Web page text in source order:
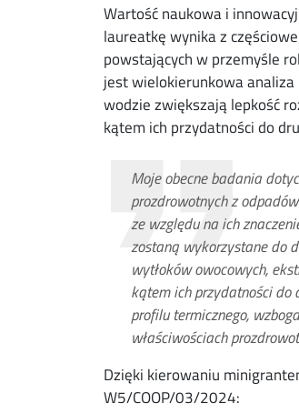
Wartość naukowa i
laureatkę wynika z
powstających w przemyśle
jest wielokierunkowa
wodzie zwiększają lepkość
kątem ich przydatności do
Moje obecne badania
prozdrowotnych z
ze względu na ich
zostaną wykorzystane do
wytłoków owocowych,
kątem ich przydatności do
profilu termicznego,
właściwościach
Dzięki kierowaniu
W5/COOP/03/2024: